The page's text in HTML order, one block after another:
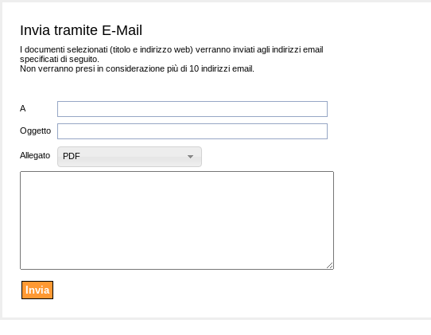
Invia tramite E-Mail
I documenti selezionati (titolo e indirizzo web) verranno inviati agli indirizzi email
specificati di seguito.
Non verranno presi in considerazione più di 10 indirizzi email.
A
Oggetto
Allegato PDF